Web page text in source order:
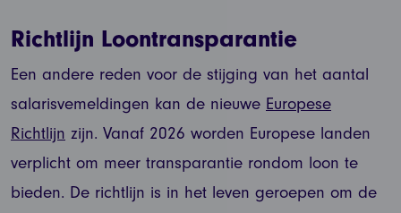
Richtlijn Loontransparantie
Een andere reden voor de stijging van het aantal
salarisvemeldingen kan de nieuwe Europese
Richtlijn zijn. Vanaf 2026 worden Europese landen
verplicht om meer transparantie rondom loon te
bieden. De richtlijn is in het leven geroepen om de